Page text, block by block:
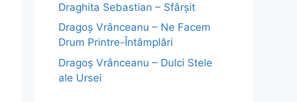
Draghita Sebastian – Sfârșit
Dragoş Vrânceanu – Ne Facem
Drum Printre-Întâmplări
Dragoş Vrânceanu – Dulci Stele
ale Ursei